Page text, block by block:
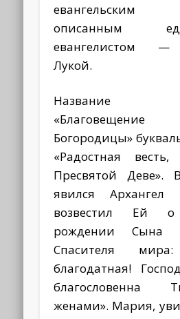
евангельским
описанным
евангелистом —
Лукой.
Название
«Благовещение
Богородицы»
«Радостная весть,
Пресвятой Деве».
явился
возвестил Ей о
рождении Сына
Спасителя мира:
благодатная!
женами». Мария,